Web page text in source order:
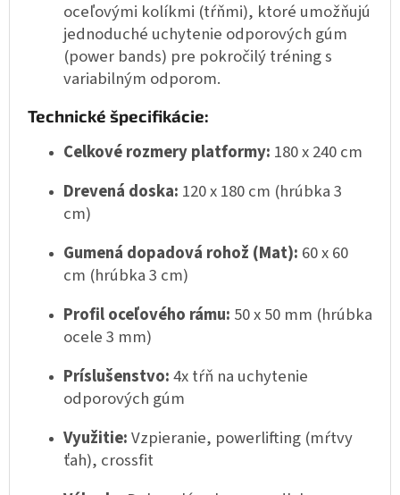
oceľovými kolíkmi (tŕňmi), ktoré umožňujú
jednoduché uchytenie odporových gúm
(power bands) pre pokročilý tréning s
variabilným odporom.
Technické špecifikácie:
Celkové rozmery platformy: 180 x 240 cm
Drevená doska: 120 x 180 cm (hrúbka 3
cm)
Gumená dopadová rohož (Mat): 60 x 60
cm (hrúbka 3 cm)
Profil oceľového rámu: 50 x 50 mm (hrúbka
ocele 3 mm)
Príslušenstvo:4x tŕň na uchytenie
odporových gúm
Využitie:Vzpieranie, powerlifting (mŕtvy
ťah), crossfit